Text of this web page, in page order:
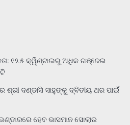
୧୨.୫ କ୍ୱିଣ୍ଟାଲରୁ ଅଧିକ ଗଞ୍ଜେଇ
ଦଣ୍ଡାସି ସାହୁଙ୍କୁ ଦ୍ବିତୀୟ ଥର ପାଇଁ
ହେବ ଭାସମାନ ସୋଲାର